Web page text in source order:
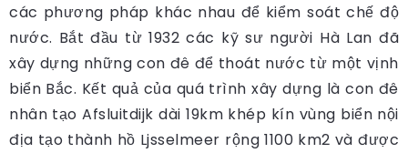
các phương pháp khác nhau để kiểm soát chế độ
nước. Bắt đầu từ 1932 các kỹ sư người Hà Lan đã
xây dựng những con đê để thoát nước từ một vịnh
biển Bắc. Kết quả của quá trình xây dựng là con đê
nhân tạo Afsluitdijk dài 19km khép kín vùng biển nội
địa tạo thành hồ Ljsselmeer rộng 1100 km2 và được